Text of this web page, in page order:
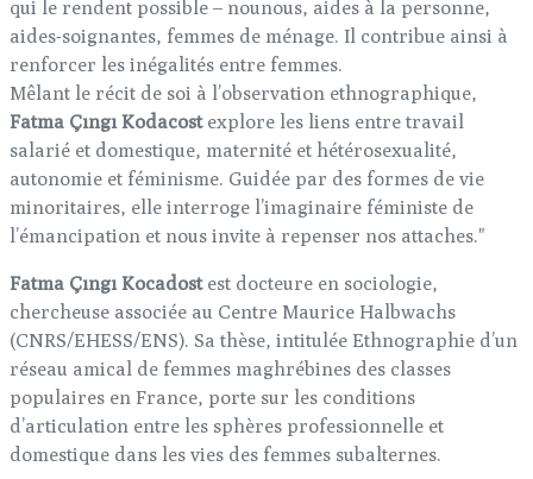
qui le rendent possible – nounous, aides à la personne,
aides-soignantes, femmes de ménage. Il contribue ainsi à
renforcer les inégalités entre femmes.
Mêlant le récit de soi à l’observation ethnographique,
Fatma Çıngı Kodacostexplore les liens entre travail
salarié et domestique, maternité et hétérosexualité,
autonomie et féminisme. Guidée par des formes de vie
minoritaires, elle interroge l’imaginaire féministe de
l’émancipation et nous invite à repenser nos attaches."
Fatma Çıngı Kocadostest docteure en sociologie,
chercheuse associée au Centre Maurice Halbwachs
(CNRS/EHESS/ENS). Sa thèse, intitulée Ethnographie d’un
réseau amical de femmes maghrébines des classes
populaires en France, porte sur les conditions
d’articulation entre les sphères professionnelle et
domestique dans les vies des femmes subalternes.